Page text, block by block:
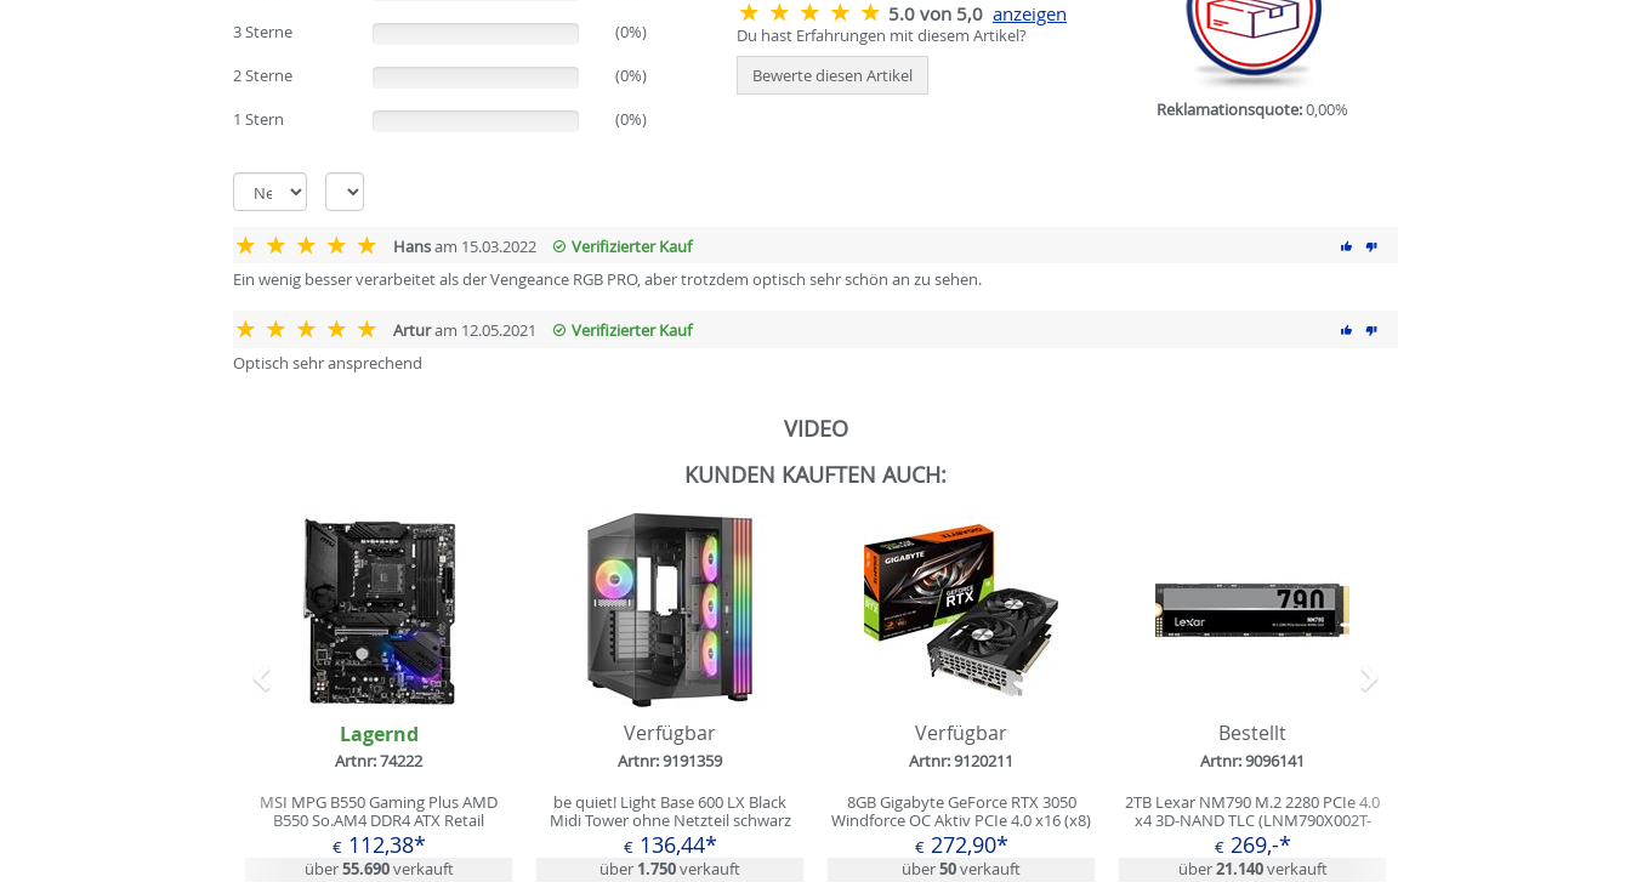
3 Sterne
(0%)
2 Sterne
(0%)
1 Stern
(0%)
5.0 von 5,0 anzeigen
Du hast Erfahrungen mit diesem Artikel?
Bewerte diesen Artikel
Reklamationsquote:0,00%
Hansam 15.03.2022
Verifizierter Kauf
Ein wenig besser verarbeitet als der Vengeance RGB PRO, aber trotzdem optisch sehr schön an zu sehen.
Arturam 12.05.2021
Verifizierter Kauf
Optisch sehr ansprechend
VIDEO
KUNDEN KAUFTEN AUCH:
Lagernd
Artnr: 74222
MSI MPG B550 Gaming Plus AMD
B550 So.AM4 DDR4 ATX Retail
€112,38*
über55.690verkauft
Verfügbar
Artnr: 9191359
be quiet! Light Base 600 LX Black
Midi Tower ohne Netzteil schwarz
€136,44*
über 1.750verkauft
Verfügbar
Artnr: 9120211
8GB Gigabyte GeForce RTX 3050
Windforce OC Aktiv PCIe 4.0 x16 (x8)
(Retail)
€272,90*
über50verkauft
Bestellt
Artnr: 9096141
2TB Lexar NM790 M.2 2280 PCIe 4.0
x4 3D-NAND TLC (LNM790X002T-
RNNNG)
€269,-*
über21.140verkauft
Zurück Nächstes